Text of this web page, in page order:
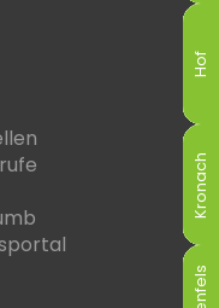
Hof
Kronach
Hof
Kronach
Hof
Kronach
Hof
Kronach
Hof
Kronach
Hof
Kronach